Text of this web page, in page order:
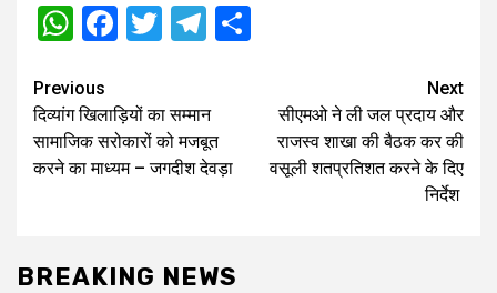
WhatsApp
Facebook
TwitterTelegram
Post
navigation
Previous
दिव्यांग खिलाड़ियों का सम्मान
सामाजिक सरोकारों को मजबूत
करने का माध्यम – जगदीश देवड़ा
Next
सीएमओ ने ली जल प्रदाय और
राजस्व शाखा की बैठक कर की
वसूली शतप्रतिशत करने के दिए
निर्देश
BREAKING NEWS